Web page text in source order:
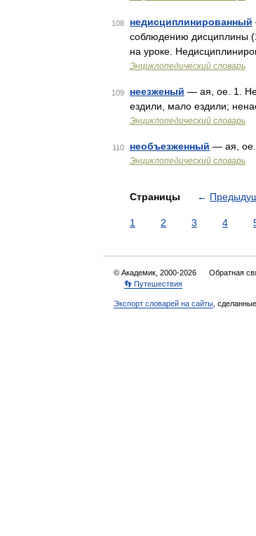
108 недисциплинированный
соблюдению дисциплины
на уроке.
Энциклопедический словарь
109 неезженый — ая, ое. 1. Не
ездили, мало ездили;
Энциклопедический словарь
110 необъезженный — ая, ое.
Энциклопедический словарь
Страницы ←
1 2 3 4
© Академик, 2000-2026 Обратная
👣 Путешествия
Экспорт словарей на сайты ,